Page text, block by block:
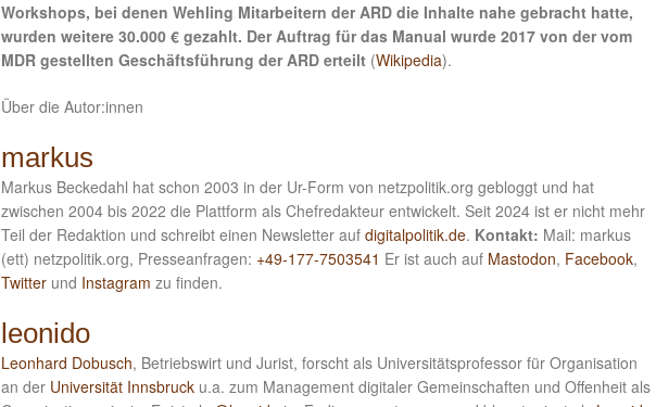
Workshops, bei denen Wehling Mitarbeitern der ARD die Inhalte nahe gebracht hatte,
wurden weitere 30.000 € gezahlt. Der Auftrag für das Manual wurde 2017 von der vom
MDR gestellten Geschäftsführung der ARD erteilt (Wikipedia).
Über die Autor:innen
markus
Markus Beckedahl hat schon 2003 in der Ur-Form von netzpolitik.org gebloggt und hat
zwischen 2004 bis 2022 die Plattform als Chefredakteur entwickelt. Seit 2024 ist er nicht mehr
Teil der Redaktion und schreibt einen Newsletter auf digitalpolitik.de. Kontakt: Mail: markus
(ett) netzpolitik.org, Presseanfragen: +49-177-7503541 Er ist auch auf Mastodon, Facebook,
Twitter und Instagram zu finden.
leonido
Leonhard Dobusch, Betriebswirt und Jurist, forscht als Universitätsprofessor für Organisation
an der Universität Innsbruck u.a. zum Management digitaler Gemeinschaften und Offenheit als